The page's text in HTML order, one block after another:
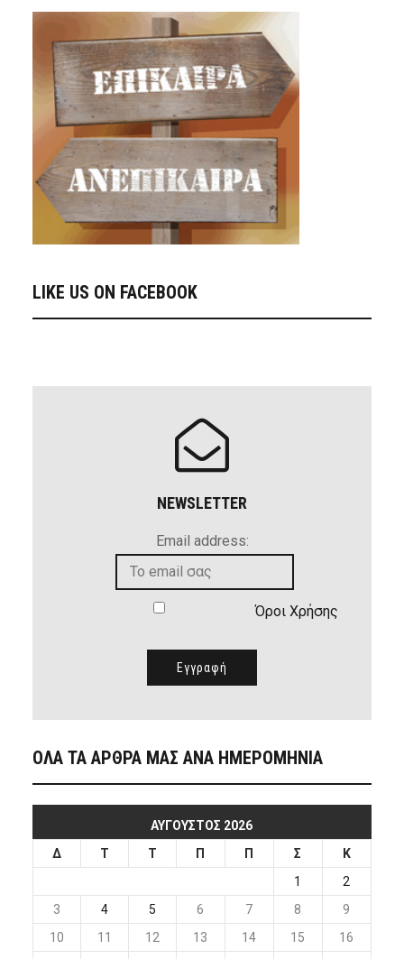
LIKE US ON FACEBOOK
NEWSLETTER
Email address:
Όροι Χρήσης
ΟΛΑ ΤΑ ΑΡΘΡΑ ΜΑΣ ΑΝΑ ΗΜΕΡΟΜΗΝΙΑ
ΑΎΓΟΥΣΤΟΣ 2026
Δ
Τ Τ Π Π Σ
Κ
1
2
3
4 5 6 7 8
9
10
11 12 13 14 15
16